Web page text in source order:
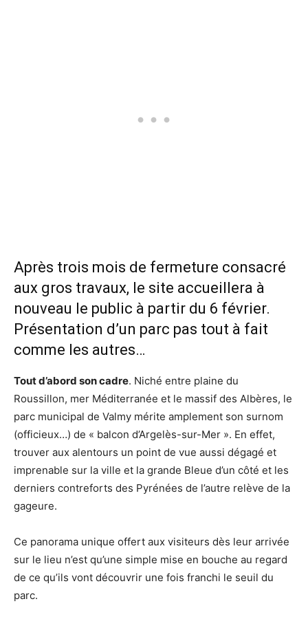
Après trois mois de fermeture consacré
aux gros travaux, le site accueillera à
nouveau le public à partir du 6 février.
Présentation d’un parc pas tout à fait
comme les autres…
Tout d’abord son cadre. Niché entre plaine du
Roussillon, mer Méditerranée et le massif des Albères, le
parc municipal de Valmy mérite amplement son surnom
(officieux…) de « balcon d’Argelès-sur-Mer ». En effet,
trouver aux alentours un point de vue aussi dégagé et
imprenable sur la ville et la grande Bleue d’un côté et les
derniers contreforts des Pyrénées de l’autre relève de la
gageure.
Ce panorama unique offert aux visiteurs dès leur arrivée
sur le lieu n’est qu’une simple mise en bouche au regard
de ce qu’ils vont découvrir une fois franchi le seuil du
parc.